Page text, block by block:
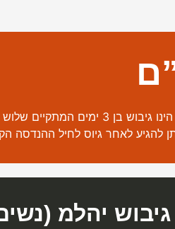
בבסיס הנדסה קרבית בחודשים נובמבר, מרץ ואוגוסט.
להגיע לאחר גיוס לחיל ההנדסה
גיבוש יהלמ